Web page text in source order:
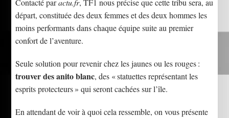
Contacté paractu.fr, TF1 nous précise que cette tribu sera, au
départ, constituée des deux femmes et des deux hommes les
moins performants dans chaque équipe suite au premier
confort de l’aventure.
Seule solution pour revenir chez les jaunes ou les rouges :
trouver des anito blanc, des « statuettes représentant les
esprits protecteurs » qui seront cachées sur l’île.
En attendant de voir à quoi cela ressemble, on vous présente